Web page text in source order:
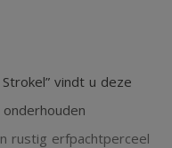
vindt u deze
rustig erfpachtperceel